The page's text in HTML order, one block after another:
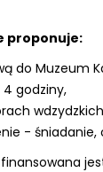
proponuje:
do Muzeum
godziny,
-